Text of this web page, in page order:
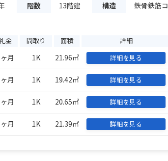
階数 13階建 構造 鉄骨鉄筋
金 間取り 面積 詳細
月 1K 21.96㎡ 詳細を見る
月 1K 19.42㎡ 詳細を見る
月 1K 20.65㎡ 詳細を見る
月 1K 21.39㎡ 詳細を見る